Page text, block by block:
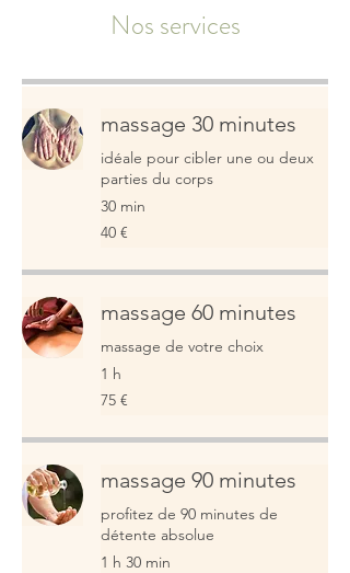
Nos services
massage 30 minutes
idéale pour cibler une ou deux
parties du corps
30 min
40
euros
40 €
massage 60 minutes
massage de votre choix
1 h
75
euros
75 €
massage 90 minutes
profitez de 90 minutes de
détente absolue
1 h 30 min